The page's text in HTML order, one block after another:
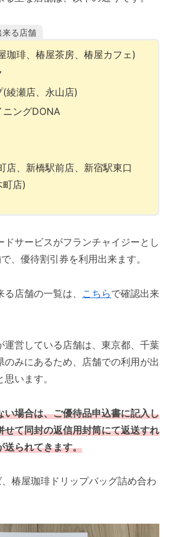
る店舗
珈琲、椿屋茶房、椿屋カフェ)
綾瀬店、永山店)
ングDONA
店、新橋駅前店、新宿駅東口
町店)
ドサービスがフランチャイジーとし
、優待割引券を利用出来ます。
店舗の一覧は、 こちらで確認出来
運営している店舗は、東京都、千葉
のみにあるため、店舗での利用が出
います。
い場合は、ご優待品申込書に記入し
せて同封の返信用封筒にて返送すれ
送られてきます。
椿屋珈琲ドリップバッグ詰め合わ